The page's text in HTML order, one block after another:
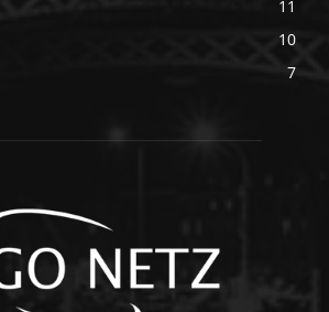
11
10
7